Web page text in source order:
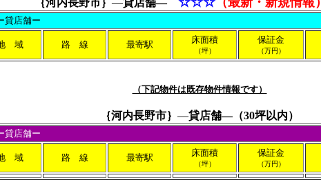
｛河内長野市｝ ―貸店舗―
貸店舗ー
域 路 線 最寄駅 床面積
（坪）
保証金
（万円）
（下記物件は既存物件情報です）
｛河内長野市｝ ―貸店舗―（30坪以内）
貸店舗ー
域 路 線 最寄駅 床面積
（坪）
保証金
（万円）